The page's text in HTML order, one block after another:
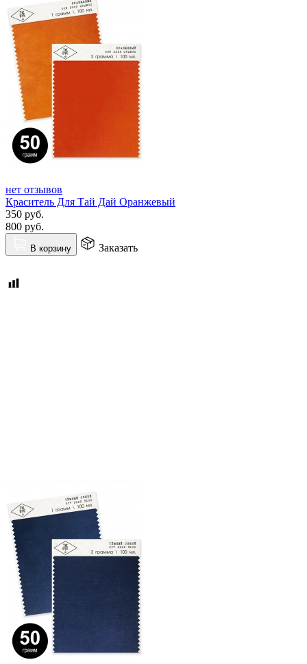
нет отзывов
Краситель Для Тай Дай Оранжевый
350 руб.
800 руб.
В корзину Заказать